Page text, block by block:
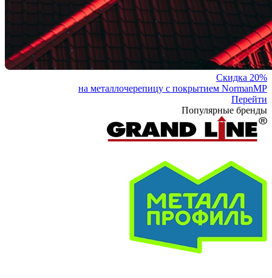
Скидка 20%
на металлочерепицу с покрытием NormanMP
Перейти
Популярные бренды